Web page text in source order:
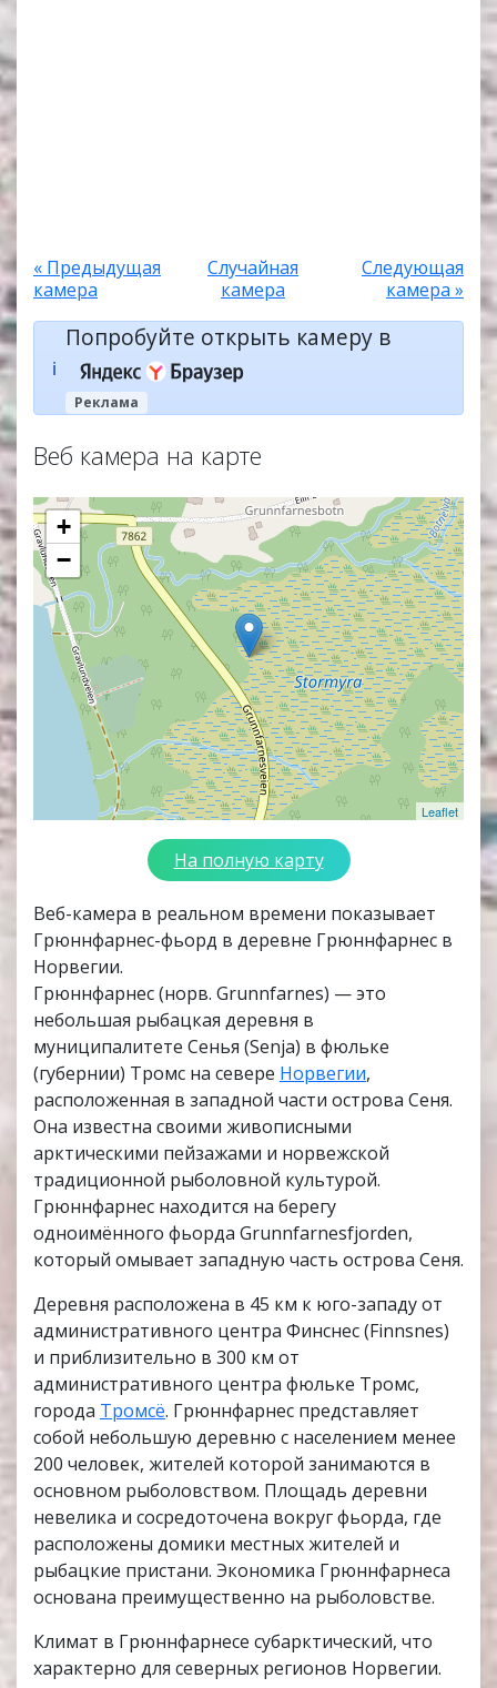
« Предыдущая
камера
Случайная
камера
Следующая
камера »
ℹ️
Попробуйте открыть камеру в
Реклама
Веб камера на карте
+
−
Leaflet
На полную карту
Веб-камера в реальном времени показывает
Грюннфарнес-фьорд в деревне Грюннфарнес в
Норвегии.
Грюннфарнес (норв. Grunnfarnes) — это
небольшая рыбацкая деревня в
муниципалитете Сенья (Senja) в фюльке
(губернии) Тромс на севере Норвегии,
расположенная в западной части острова Сеня.
Она известна своими живописными
арктическими пейзажами и норвежской
традиционной рыболовной культурой.
Грюннфарнес находится на берегу
одноимённого фьорда Grunnfarnesfjorden,
который омывает западную часть острова Сеня.
Деревня расположена в 45 км к юго-западу от
административного центра Финснес (Finnsnes)
и приблизительно в 300 км от
административного центра фюльке Тромс,
города Тромсё. Грюннфарнес представляет
собой небольшую деревню с населением менее
200 человек, жителей которой занимаются в
основном рыболовством. Площадь деревни
невелика и сосредоточена вокруг фьорда, где
расположены домики местных жителей и
рыбацкие пристани. Экономика Грюннфарнеса
основана преимущественно на рыболовстве.
Климат в Грюннфарнесе субарктический, что
характерно для северных регионов Норвегии.